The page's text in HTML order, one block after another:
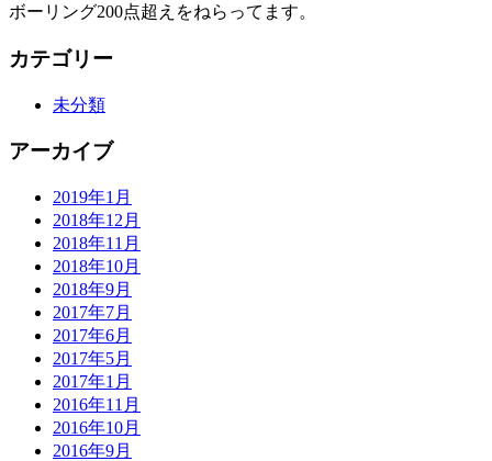
ボーリング200点超えをねらってます。
カテゴリー
未分類
アーカイブ
2019年1月
2018年12月
2018年11月
2018年10月
2018年9月
2017年7月
2017年6月
2017年5月
2017年1月
2016年11月
2016年10月
2016年9月